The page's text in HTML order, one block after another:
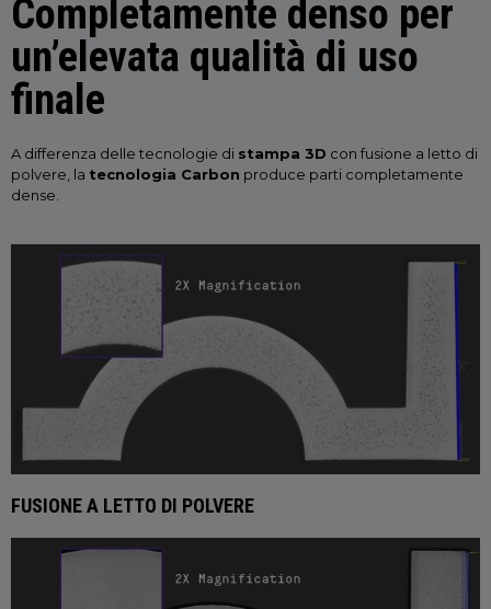
Completamente denso per
un’elevata qualità di uso
finale
A differenza delle tecnologie di stampa 3D con fusione a letto di
polvere, la tecnologia Carbon produce parti completamente
dense.
FUSIONE A LETTO DI POLVERE